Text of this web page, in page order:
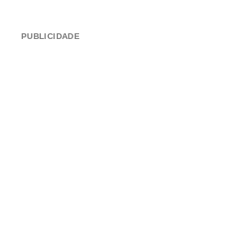
PUBLICIDADE